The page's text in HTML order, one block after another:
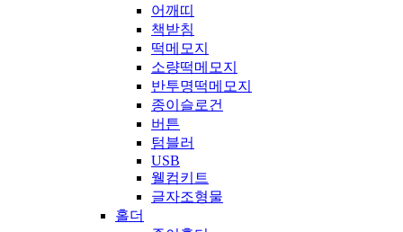
어깨띠
책받침
떡메모지
소량떡메모지
반투명떡메모지
종이슬로건
버튼
텀블러
USB
웰컴키트
글자조형물
홀더